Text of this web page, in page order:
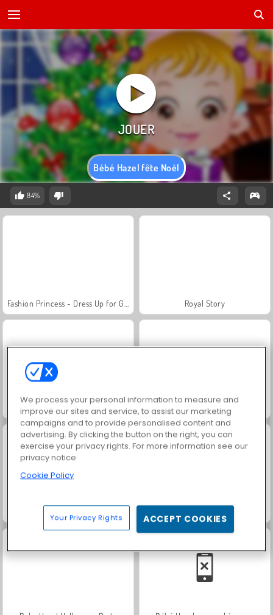
Bébé Hazel fête Noël
84%
Royal Story
Bébé Hazel : Aventure maritime Bébé Hazel : Fête d'anniversaire
We process your personal information to measure and
improve our sites and service, to assist our marketing
campaigns and to provide personalised content and
advertising. By clicking the button on the right, you can
exercise your privacy rights. For more information see our
privacy notice
Cookie Policy
Your Privacy Rights ACCEPT COOKIES